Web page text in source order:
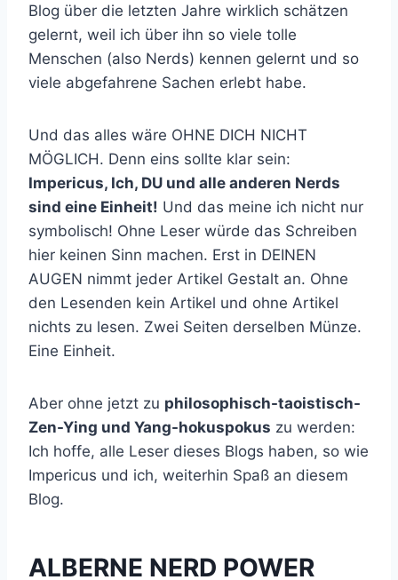
Blog über die letzten Jahre wirklich schätzen
gelernt, weil ich über ihn so viele tolle
Menschen (also Nerds) kennen gelernt und so
viele abgefahrene Sachen erlebt habe.
Und das alles wäre OHNE DICH NICHT
MÖGLICH. Denn eins sollte klar sein:
Impericus, Ich, DU und alle anderen Nerds
sind eine Einheit! Und das meine ich nicht nur
symbolisch! Ohne Leser würde das Schreiben
hier keinen Sinn machen. Erst in DEINEN
AUGEN nimmt jeder Artikel Gestalt an. Ohne
den Lesenden kein Artikel und ohne Artikel
nichts zu lesen. Zwei Seiten derselben Münze.
Eine Einheit.
Aber ohne jetzt zu philosophisch-taoistisch-
Zen-Ying und Yang-hokuspokus zu werden:
Ich hoffe, alle Leser dieses Blogs haben, so wie
Impericus und ich, weiterhin Spaß an diesem
Blog.
ALBERNE NERD POWER